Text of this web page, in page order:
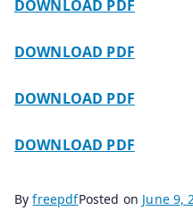
DOWNLOAD PDF
DOWNLOAD PDF
DOWNLOAD PDF
DOWNLOAD PDF
ByfreepdfPosted on June 9,